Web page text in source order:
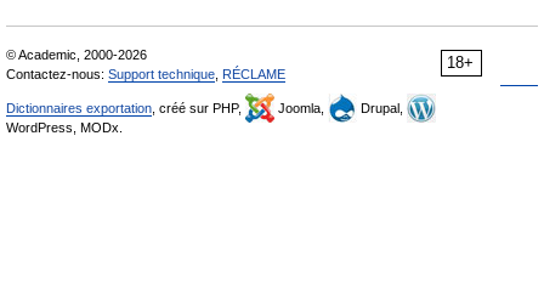
18+
© Academic, 2000-2026
Contactez-nous: Support technique RÉCLAME
Dictionnaires exportation , créé sur PHP, Joomla,
Drupal,
WordPress, MODx.